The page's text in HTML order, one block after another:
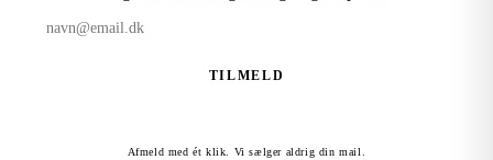
TILMELD
Afmeld med ét klik. Vi sælger aldrig din mail.